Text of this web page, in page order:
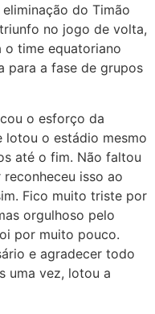
do Timão
no jogo de volta,
time equatoriano
para a fase de grupos
o esforço da
lotou o estádio mesmo
até o fim. Não faltou
isso ao
Fico muito triste por
orgulhoso pelo
por muito pouco.
e agradecer todo
uma vez, lotou a